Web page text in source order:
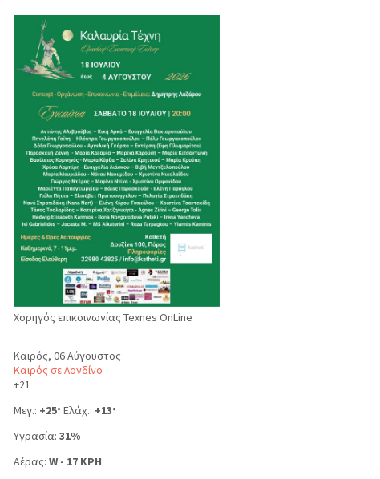
Χορηγός επικοινωνίας Texnes OnLine
Καιρός, 06 Αύγουστος
Καιρός σε Λονδίνο
+21
Μεγ.: +25° Ελάχ.: +13°
Υγρασία: 31%
Αέρας: W - 17 KPH